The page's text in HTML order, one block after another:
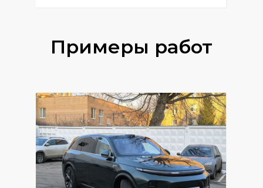
Примеры работ